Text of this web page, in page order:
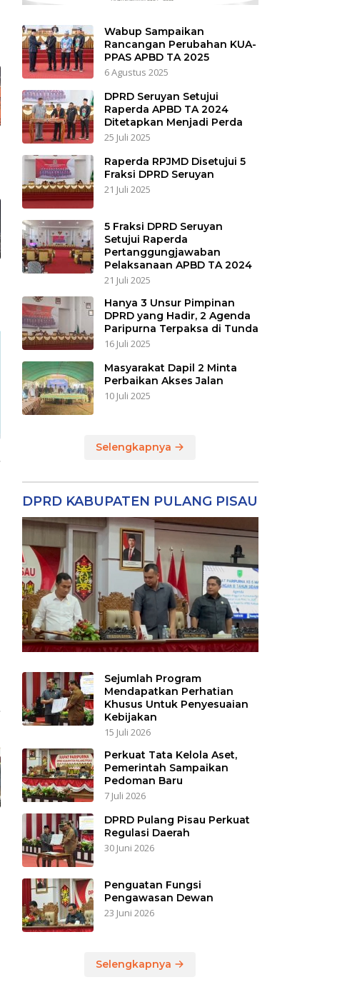
Wabup Sampaikan
Rancangan Perubahan KUA-
PPAS APBD TA 2025
6 Agustus 2025
DPRD Seruyan Setujui
Raperda APBD TA 2024
Ditetapkan Menjadi Perda
25 Juli 2025
Raperda RPJMD Disetujui 5
Fraksi DPRD Seruyan
21 Juli 2025
5 Fraksi DPRD Seruyan
Setujui Raperda
Pertanggungjawaban
Pelaksanaan APBD TA 2024
21 Juli 2025
Hanya 3 Unsur Pimpinan
DPRD yang Hadir, 2 Agenda
Paripurna Terpaksa di Tunda
16 Juli 2025
Masyarakat Dapil 2 Minta
Perbaikan Akses Jalan
10 Juli 2025
Selengkapnya
DPRD KABUPATEN PULANG PISAU
Sejumlah Program
Mendapatkan Perhatian
Khusus Untuk Penyesuaian
Kebijakan
15 Juli 2026
Perkuat Tata Kelola Aset,
Pemerintah Sampaikan
Pedoman Baru
7 Juli 2026
DPRD Pulang Pisau Perkuat
Regulasi Daerah
30 Juni 2026
Penguatan Fungsi
Pengawasan Dewan
23 Juni 2026
Selengkapnya